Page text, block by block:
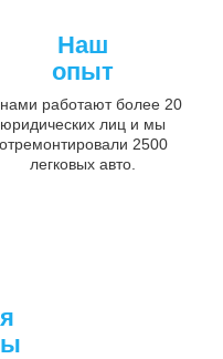
Наш
опыт
работают более 20
юридических лиц и мы
отремонтировали 2500
легковых авто.